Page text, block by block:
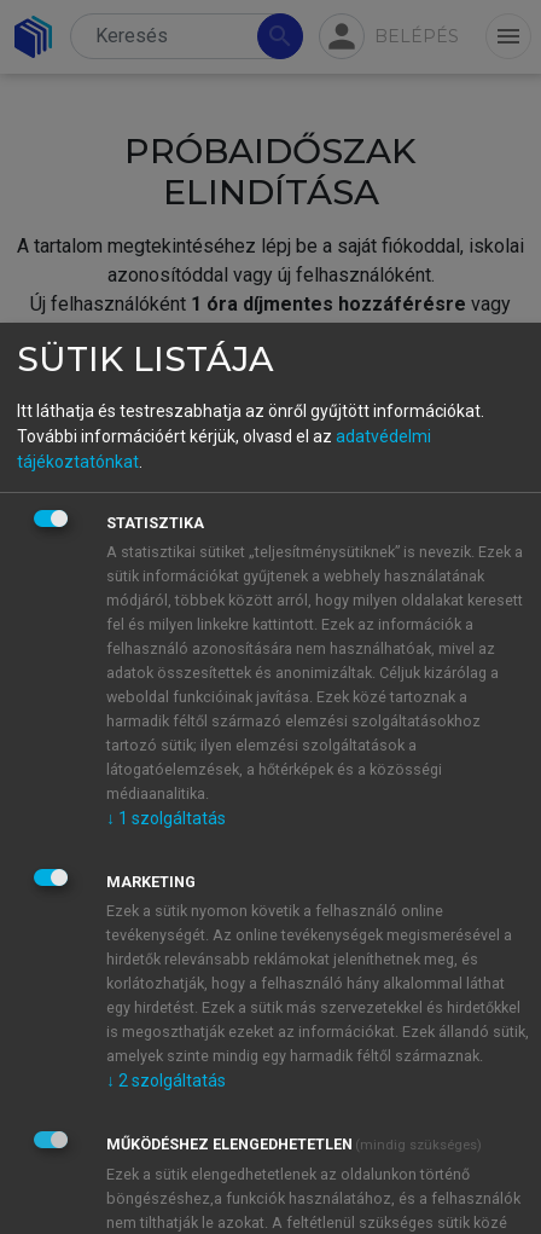
search person BELÉPÉS menu
PRÓBAIDŐSZAK
ELINDÍTÁSA
A tartalom megtekintéséhez lépj be a saját fiókoddal, iskolai
azonosítóddal vagy új felhasználóként.
Új felhasználóként 1 óra díjmentes hozzáférésre vagy
fiókoddal,vagy hozz létre új fiókot.
A regisztráció után apróbaidőszakautomatikusan
BELÉPÉS SAJÁT FIÓKKAL
ÚJ FIÓK LÉTREHOZÁSA
1 óra díjmentes hozzáférés
E-MAIL-CÍM
JELSZÓ
JELSZÓ ÚJRA
Kérek értesítést a MeRSZ újdonságairól, akcióiról.
Kérek értesítést az Akadémiai Kiadó Zrt. újdonságairól,
Adatkezelési tájékoztatóbanfoglaltakat tudomásul
veszem és elfogadom.
Általános vásárlási feltételeket, valamint a szotar.netés a
mersz.huoldalak licencszerződéseiben foglaltakat
SÜTIK LISTÁJA
Itt láthatja és testreszabhatja az önről gyűjtött információkat.
További információért kérjük, olvasd el az adatvédelmi
tájékoztatónkat
STATISZTIKA
A statisztikai sütiket „teljesítménysütiknek” is nevezik. Ezek a
sütik információkat gyűjtenek a webhely használatának
módjáról, többek között arról, hogy milyen oldalakat keresett
fel és milyen linkekre kattintott. Ezek az információk a
felhasználó azonosítására nem használhatóak, mivel az
adatok összesítettek és anonimizáltak. Céljuk kizárólag a
weboldal funkcióinak javítása. Ezek közé tartoznak a
harmadik féltől származó elemzési szolgáltatásokhoz
tartozó sütik; ilyen elemzési szolgáltatások a
látogatóelemzések, a hőtérképek és a közösségi
médiaanalitika.
↓ 1 szolgáltatás
MARKETING
Ezek a sütik nyomon követik a felhasználó online
tevékenységét. Az online tevékenységek megismerésével a
hirdetők relevánsabb reklámokat jeleníthetnek meg, és
korlátozhatják, hogy a felhasználó hány alkalommal láthat
egy hirdetést. Ezek a sütik más szervezetekkel és hirdetőkkel
is megoszthatják ezeket az információkat. Ezek állandó sütik,
amelyek szinte mindig egy harmadik féltől származnak.
↓ 2 szolgáltatás
MŰKÖDÉSHEZ ELENGEDHETETLEN (mindig szükséges)
Ezek a sütik elengedhetetlenek az oldalunkon történő
böngészéshez,a funkciók használatához, és a felhasználók
nem tilthatják le azokat. A feltétlenül szükséges sütik közé